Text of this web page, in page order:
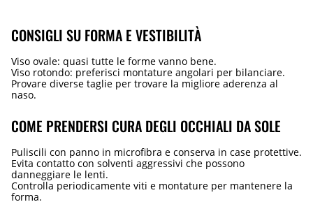
CONSIGLI SU FORMA E VESTIBILITÀ
Viso ovale: quasi tutte le forme vanno bene.
Viso rotondo: preferisci montature angolari per bilanciare.
Provare diverse taglie per trovare la migliore aderenza al
naso.
COME PRENDERSI CURA DEGLI OCCHIALI DA SOLE
Puliscili con panno in microfibra e conserva in case protettive.
Evita contatto con solventi aggressivi che possono
danneggiare le lenti.
Controlla periodicamente viti e montature per mantenere la
forma.